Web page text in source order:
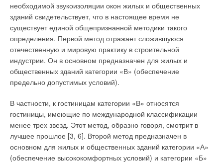
необходимой звукоизоляции окон жилых и общественных
зданий свидетельствует, что в настоящее время не
существует единой общепризнанной методики такого
определения. Первой метод отражает сложившуюся
отечественную и мировую практику в строительной
индустрии. Он в основном предназначен для жилых и
общественных зданий категории «В» (обеспечение
предельно допустимых условий).
В частности, к гостиницам категории «В» относятся
гостиницы, имеющие по международной классификации
менее трех звезд. Этот метод, образно говоря, смотрит в
лучшее прошлое [3, 6]. Второй метод предназначен в
основном для жилых и общественных зданий категории «А»
(обеспечение высококомфортных условий) и категории «Б»